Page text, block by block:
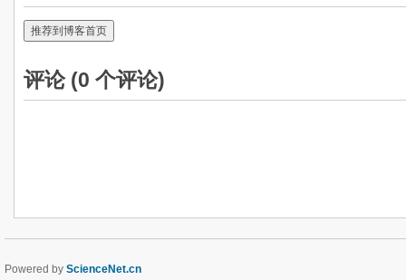
推荐到博客首页
评论 (0 个评论)
Powered by ScienceNet.cn